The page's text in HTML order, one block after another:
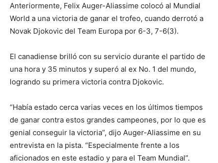
Anteriormente, Felix Auger-Aliassime colocó al Mundial
World a una victoria de ganar el trofeo, cuando derrotó a
Novak Djokovic del Team Europa por 6-3, 7-6(3).
El canadiense brilló con su servicio durante el partido de
una hora y 35 minutos y superó al ex No. 1 del mundo,
logrando su primera victoria contra Djokovic.
“Había estado cerca varias veces en los últimos tiempos
de ganar contra estos grandes campeones, por lo que es
genial conseguir la victoria”, dijo Auger-Aliassime en su
entrevista en la pista. “Especialmente frente a los
aficionados en este estadio y para el Team Mundial”.